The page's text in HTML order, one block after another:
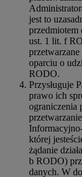
jest to
przedmiotem
ust. 1 lit. f
oparciu o
RODO.
Przysługuje
prawo ich
ograniczenia
której
żądanie
b RODO)
danych. W